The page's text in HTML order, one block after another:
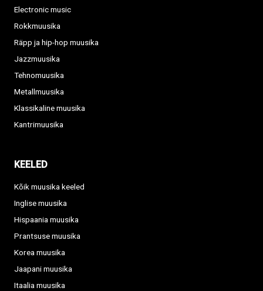
Electronic music
Rokkmuusika
Räpp ja hip-hop muusika
Jazzmuusika
Tehnomuusika
Metallmuusika
Klassikaline muusika
Kantrimuusika
KEELED
Kõik muusika keeled
Inglise muusika
Hispaania muusika
Prantsuse muusika
Korea muusika
Jaapani muusika
Itaalia muusika